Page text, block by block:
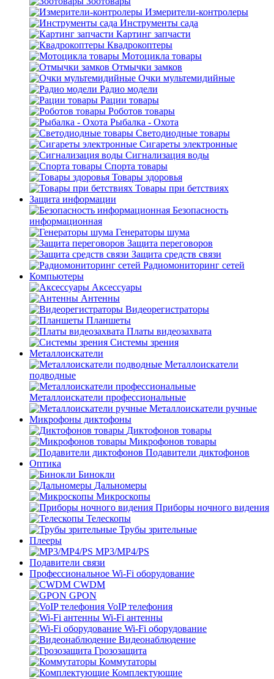
Измерители-контролеры
Инструменты сада
Картинг запчасти
Квадрокоптеры
Мотоцикла товары
Отмычки замков
Очки мультемидийные
Радио модели
Рации товары
Роботов товары
Рыбалка - Охота
Светодиодные товары
Сигареты электронные
Сигнализация воды
Спорта товары
Товары здоровья
Товары при бетствиях
Защита информации
Безопасность
информационная
Генераторы шума
Защита переговоров
Защита средств связи
Радиомониторинг сетей
Компьютеры
Аксессуары
Антенны
Видеорегистраторы
Планшеты
Платы видеозахвата
Системы зрения
Металлоискатели
Металлоискатели
подводные
Металлоискатели профессиональные
Металлоискатели ручные
Микрофоны диктофоны
Диктофонов товары
Микрофонов товары
Подавители диктофонов
Оптика
Бинокли
Дальномеры
Микроскопы
Приборы ночного видения
Телескопы
Трубы зрительные
Плееры
MP3/MP4/PS
Подавители связи
Профессиональное Wi-Fi оборудование
CWDM
GPON
VoIP телефония
Wi-Fi антенны
Wi-Fi оборудование
Видеонаблюдение
Грозозащита
Коммутаторы
Комплектующие